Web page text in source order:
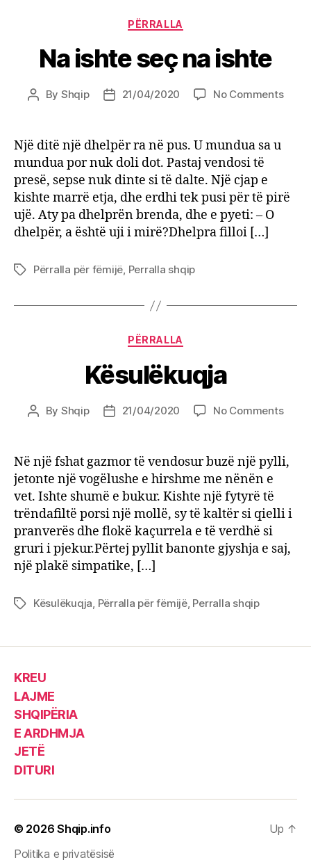
Categories
PËRRALLA
Na ishte seç na ishte
Post
By Shqip
Post21/04/2020 No Commentson
Një ditë një dhelpër ra në pus. U mundua sa u
mundua por nuk doli dot. Pastaj vendosi të
presë, sepse nuk dinte si të dalte. Një cjap e
kishte marrë etja, dhe erdhi tek pusi për të pirë
ujë. Aty pa dhelprën brenda, dhe e pyeti: – O
dhelpër, a është uji i mirë?Dhelpra filloi […]
TagsPërralla për fëmijë, Perralla shqip
Categories
PËRRALLA
Kësulëkuqja
Post
By Shqip
Post21/04/2020 No Commentson
Në një fshat gazmor të vendosur buzë një pylli,
jetonte një vogëlushe e hirshme me nënën e
vet. Ishte shumë e bukur. Kishte një fytyrë të
trëndafiltë porsi një mollë, sy të kaltër si qielli i
pranverës dhe flokë kaçurrela e të verdhë si
gruri i pjekur.Përtej pyllit banonte gjyshja e saj,
një plakë simpatike, […]
TagsKësulëkuqja Përralla për fëmijë, Perralla shqip
KREU
LAJME
SHQIPËRIA
E ARDHMJA
JETË
DITURI
© 2026Shqip.info
Politika e privatësisë
Up ↑